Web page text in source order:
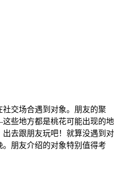
交场合遇到对象。朋友的聚
些地方都是桃花可能出现的地
去跟朋友玩吧！就算没遇到对
朋友介绍的对象特别值得考